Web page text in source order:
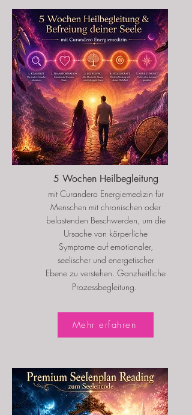
5 Wochen Heilbegleitung
mit Curandero Energiemedizin für
Menschen mit chronischen oder
belastenden Beschwerden, um die
Ursache von körperliche
Symptome auf emotionaler,
seelischer und energetischer
Ebene zu verstehen. Ganzheitliche
Prozessbegleitung.
Mehr erfahren